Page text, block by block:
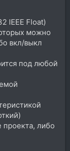
IEEE Float)
можно
вкл/выкл
под любой
проекта, либо